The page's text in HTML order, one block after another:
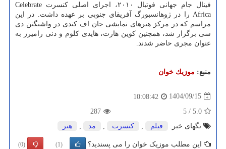
فینال جام جهانی فوتبال ۲۰۱۰، اجرای اصلی کنسرت Celebrate
Africa را در ژوهانسبورگ آفریقای جنوبی بر عهده داشت. در این
مراسم که در مرکز هنرهای نمایشی جان اف کندی در واشنگتن دی
سی برگزار شد، همچنین کوین هارت، هایدی کلوم و دنی رامیرز به
عنوان مجری حاضر شدند.
منبع: موزیك خوان
1404/09/15
10:08:42
5.0
/
5
287
تگهای خبر:
فیلم كنسرت مد هنر
این مطلب موزیک خوان را می پسندید؟ (1)
(0)